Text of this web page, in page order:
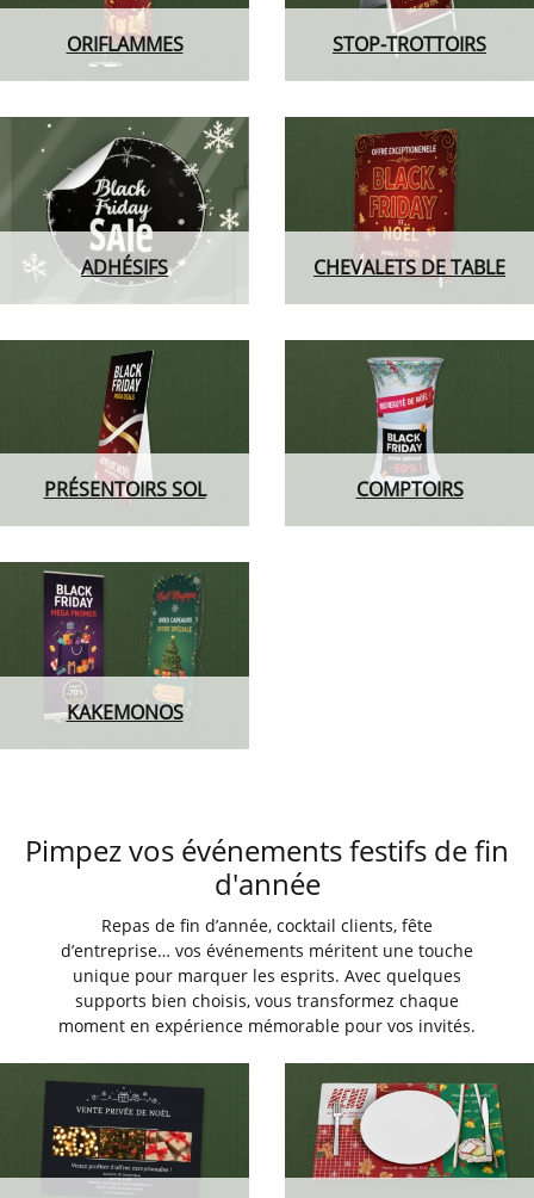
ORIFLAMMES STOP-TROTTOIRS
ADHÉSIFS CHEVALETS DE TABLE
PRÉSENTOIRS SOL COMPTOIRS
KAKEMONOS
Pimpez vos événements festifs de fin
d'année
Repas de fin d’année, cocktail clients, fête
d’entreprise… vos événements méritent une touche
unique pour marquer les esprits. Avec quelques
supports bien choisis, vous transformez chaque
moment en expérience mémorable pour vos invités.